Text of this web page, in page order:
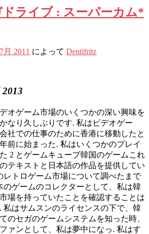
ライブ : スーパーカム*
月 2011 によって Dentifritz
オゲーム市場のいくつかの深い興味を
なり久しぶりです. 私はビデオゲー
社での仕事のために香港に移動したと
前に始まった. 私はいくつかのプレイ
2 とゲームキューブ韓国のゲームこれ
テキストと日本語の作品を提供してい
レトロゲーム市場について調べたまで
のゲームのコレクターとして、私は韓
場を持っていたことを確認することは
私はサムスンのライセンスの下で、韓
のセガのゲームシステムを知った時、
ァンとして、私は夢中になっ. 私はす